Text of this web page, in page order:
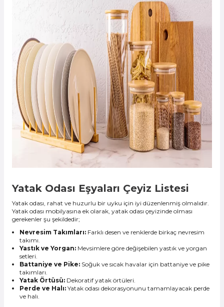
Yatak Odası Eşyaları Çeyiz Listesi
Yatak odası, rahat ve huzurlu bir uyku için iyi düzenlenmiş olmalıdır.
Yatak odası mobilyasına ek olarak, yatak odası çeyizinde olması
gerekenler şu şekildedir;
Nevresim Takımları: Farklı desen ve renklerde birkaç nevresim
takımı.
Yastık ve Yorgan: Mevsimlere göre değişebilen yastık ve yorgan
setleri.
Battaniye ve Pike: Soğuk ve sıcak havalar için battaniye ve pike
takımları.
Yatak Örtüsü: Dekoratif yatak örtüleri.
Perde ve Halı: Yatak odası dekorasyonunu tamamlayacak perde
ve halı.